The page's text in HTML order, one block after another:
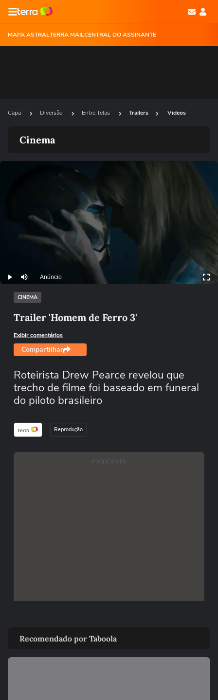
MAPA ASTRALTERRA MAILCENTRAL DO ASSINANTE
Capa Diversão Entre Telas Trailers Videos
Cinema
Play Mutar Anúncio
CINEMA
Trailer 'Homem de Ferro 3'
Exibir comentários
Compartilhar
Roteirista Drew Pearce revelou que
trecho de filme foi baseado em funeral
do piloto brasileiro
Reprodução
PUBLICIDADE
Recomendado por Taboola